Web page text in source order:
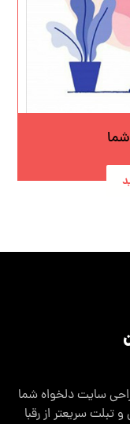
سایت دلخواه شما
تبلت سریعتر از رقبا